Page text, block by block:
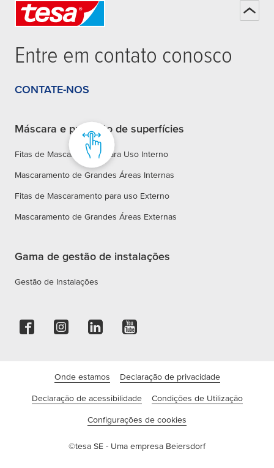
Entre em contato conosco
CONTATE-NOS
Máscara e proteção de superfícies
Fitas de Mascaramento para Uso Interno
Mascaramento de Grandes Áreas Internas
Fitas de Mascaramento para uso Externo
Mascaramento de Grandes Áreas Externas
Gama de gestão de instalações
Gestão de Instalações
Onde estamos Declaração de privacidade
Declaração de acessibilidade Condições de Utilização
Configurações de cookies
©tesa SE - Uma empresa Beiersdorf